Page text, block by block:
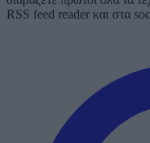
RSS feed reader και στα